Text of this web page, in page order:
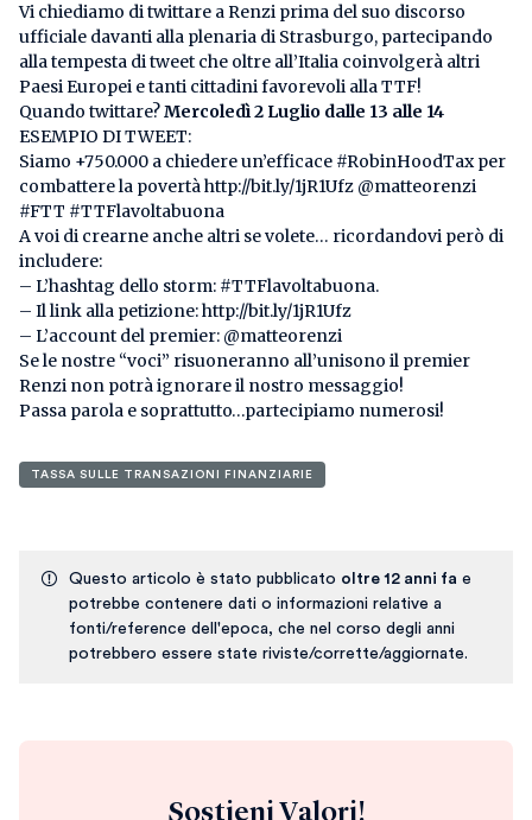
Vi chiediamo di twittare a Renzi prima del suo discorso
ufficiale davanti alla plenaria di Strasburgo, partecipando
alla tempesta di tweet che oltre all’Italia coinvolgerà altri
Paesi Europei e tanti cittadini favorevoli alla TTF!
Quando twittare?Mercoledì 2 Luglio dalle 13 alle 14
ESEMPIO DI TWEET:
Siamo +750.000 a chiedere un’efficace #RobinHoodTax per
combattere la povertà http://bit.ly/1jR1Ufz @matteorenzi
#FTT #TTFlavoltabuona
A voi di crearne anche altri se volete… ricordandovi però di
includere:
– L’hashtag dello storm: #TTFlavoltabuona.
– Il link alla petizione: http://bit.ly/1jR1Ufz
– L’account del premier: @matteorenzi
Se le nostre “voci” risuoneranno all’unisono il premier
Renzi non potrà ignorare il nostro messaggio!
Passa parola e soprattutto…partecipiamo numerosi!
TASSA SULLE TRANSAZIONI FINANZIARIE
Questo articolo è stato pubblicato oltre 12 anni fa e
potrebbe contenere dati o informazioni relative a
fonti/reference dell'epoca, che nel corso degli anni
potrebbero essere state riviste/corrette/aggiornate.
Sostieni Valori!